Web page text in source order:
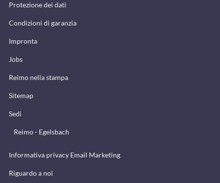
Protezione dei dati
Condizioni di garanzia
Impronta
Jobs
Reimo nella stampa
Sitemap
Sedi
Reimo - Egelsbach
Informativa privacy Email Marketing
Riguardo a noi